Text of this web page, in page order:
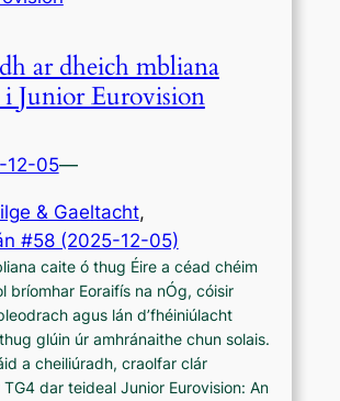
ar dheich mbliana
i Junior Eurovision
12-05—
& Gaeltacht,
#58 (2025-12-05)
caite ó thug Éire a céad chéim
bríomhar Eoraifís na nÓg, cóisir
agus lán d’fhéiniúlacht
glúin úr amhránaithe chun solais.
a cheiliúradh, craolfar clár
dar teideal Junior Eurovision: An